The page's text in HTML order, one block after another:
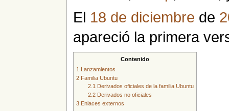
El 18 de diciembre de
apareció la primera
Contenido
1 Lanzamientos
2 Familia Ubuntu
2.1 Derivados oficiales de la familia Ubuntu
2.2 Derivados no oficiales
3 Enlaces externos